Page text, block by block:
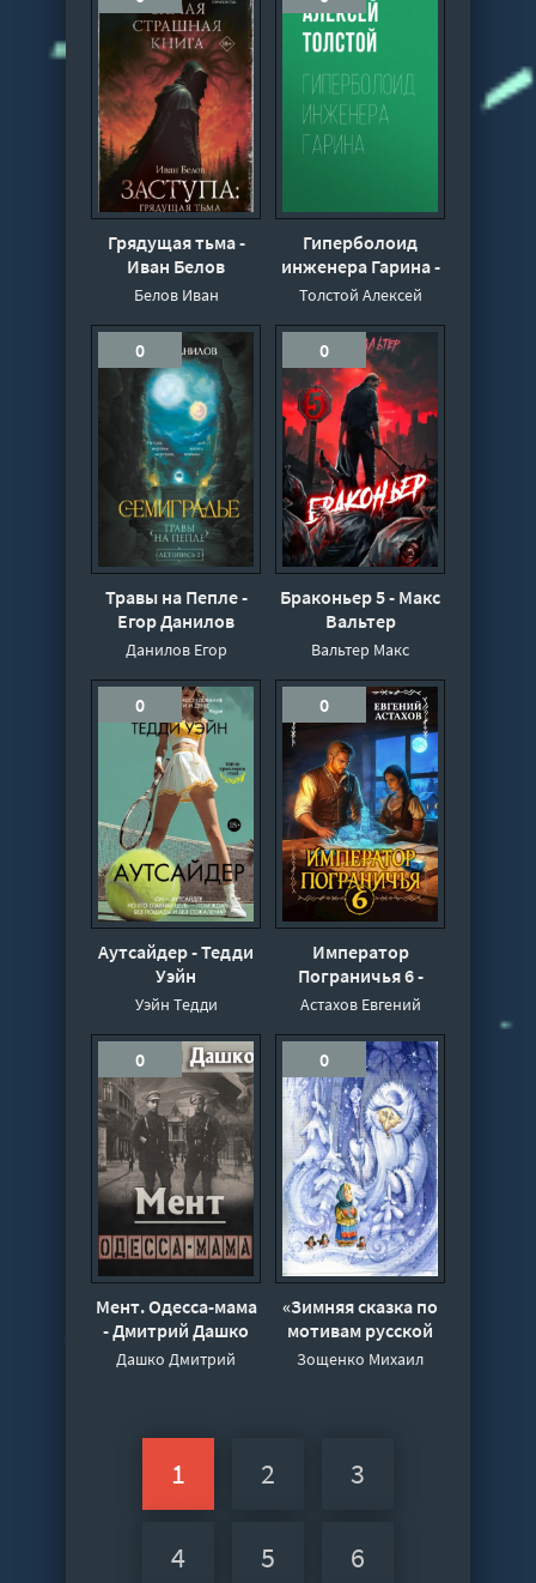
Грядущая тьма -
Иван Белов
Белов Иван
Гиперболоид
инженера Гарина -
Алексей
Толстой
Толстой Алексей
0
Травы на Пепле -
Егор Данилов
Данилов Егор
0
Браконьер 5 - Макс
Вальтер
Вальтер Макс
0
Аутсайдер - Тедди
Уэйн
Уэйн Тедди
0
Император
Пограничья 6 -
Евгений Астахов,
Астахов Евгений
0
Мент. Одесса-мама
- Дмитрий Дашко
Дашко Дмитрий
0
«Зимняя сказка по
мотивам русской
классики
Зощенко Михаил
1 2 3
4 5 6